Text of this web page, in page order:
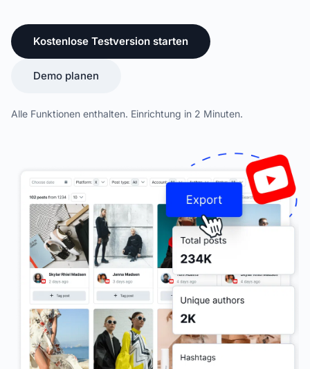
Kostenlose Testversion starten
Demo planen
Alle Funktionen enthalten. Einrichtung in 2 Minuten.